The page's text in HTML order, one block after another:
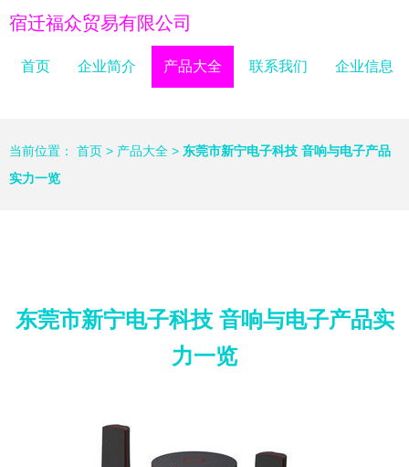
宿迁福众贸易有限公司
首页 企业简介 产品大全 联系我们 企业信息
当前位置： 首页 > 产品大全 > 东莞市新宁电子科技 音响与电子产品
实力一览
东莞市新宁电子科技 音响与电子产品实
力一览